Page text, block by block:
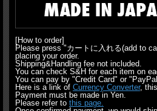
[How to order]
Please press "カートに入れる(add to
placing your order.
Shipping&Handling fee not included.
You can check S&H for each item on
You can pay by "Credit Card" or
Here is a link of Currency Converter,
Payment must be made in Yen.
Please refer to this page.